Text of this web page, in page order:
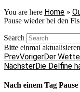
You are here Home »
Pause wieder bei den
Search
Bitte einmal
PrevVorigerDer
NächsterDie Delfine
Nach einem Tag